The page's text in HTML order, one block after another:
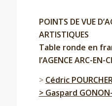
POINTS DE VUE
ARTISTIQUES
Table ronde en
l’AGENCE ARC-EN-
> Cédric
> Gaspard